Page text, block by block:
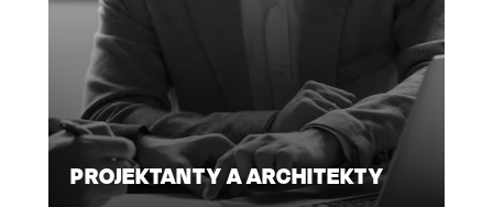
PROJEKTANTY A ARCHITEKTY